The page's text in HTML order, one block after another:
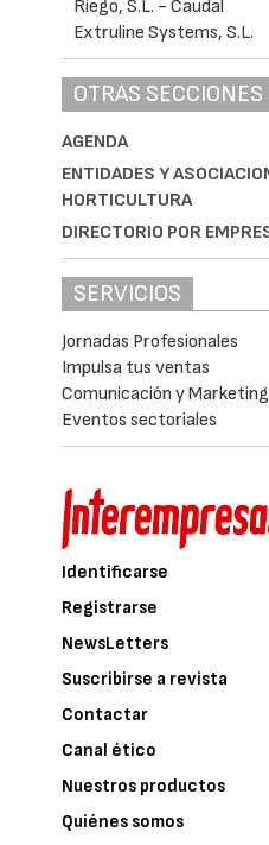
OTRAS SECCIONES
AGENDA
ENTIDADES Y
HORTICULTURA
DIRECTORIO POR
SERVICIOS
Jornadas Profesionales
Impulsa tus ventas
Comunicación y
Eventos sectoriales
Identificarse
Registrarse
NewsLetters
Suscribirse a revista
Contactar
Canal ético
Nuestros productos
Quiénes somos